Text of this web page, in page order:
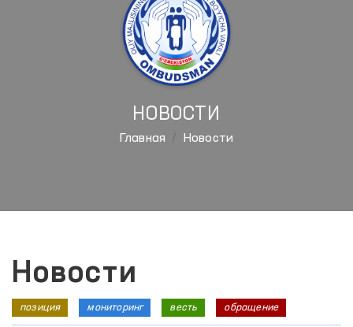
НОВОСТИ
Главная Новости
Новости
позиция мониторинг весть обращение